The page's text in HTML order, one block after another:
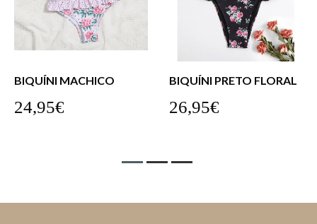
BIQUÍNI PRETO FLORAL
26,95€
BIQUÍNI TAHAA
26,95€